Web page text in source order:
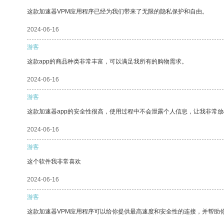
这款加速器VPM应用程序已经为我们带来了无限的隐私保护和自由。
2024-06-16
游客
这款app的商品种类非常丰富，可以满足我所有的购物需求。
2024-06-16
游客
这款加速器app的安全性很高，使用过程中不会泄露个人信息，让我非常
2024-06-16
游客
这个软件我非常喜欢
2024-06-16
游客
这款加速器VPM应用程序可以给你提供最高速度和安全性的连接，并帮助